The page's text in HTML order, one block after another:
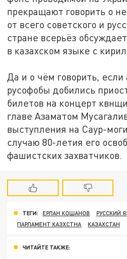
прекращают говорить о
от всего советского и
стране всерьёз
в казахском языке с
Да и о чём говорить, если
русофобы добились
билетов на концерт
главе Азаматом
выступления на Саур-
случаю 80-летия его
фашистских захватчиков.
ТЕГИ: ЕРЛАН КОШАНОВ
РУССКИЙ
ПАРЛАМЕНТ КАЗХСТНА
КАЗАХСТАН
ЧИТАЙТЕ ТАКЖЕ: